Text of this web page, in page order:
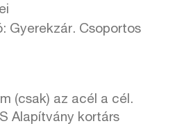
Gyerekzár. Csoportos
(csak) az acél a cél.
Alapítvány kortárs